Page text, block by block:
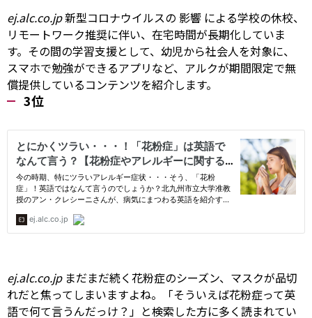
ej.alc.co.jp新型コロナウイルスの 影響 による学校の休校、
リモートワーク推奨に伴い、在宅時間が長期化していま
す。その間の学習支援として、幼児から社会人を対象に、
スマホで勉強ができるアプリなど、アルクが期間限定で無
償提供しているコンテンツを紹介します。
3位
ej.alc.co.jp まだまだ続く花粉症のシーズン、マスクが品切
れだと焦ってしまいますよね。「そういえば花粉症って英
語で何て言うんだっけ？」と検索した方に多く読まれてい